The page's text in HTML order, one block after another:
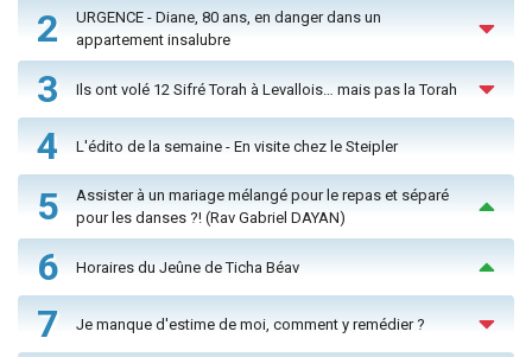
2
URGENCE - Diane, 80 ans, en danger dans un
appartement insalubre
3 Ils ont volé 12 Sifré Torah à Levallois… mais pas la Torah
4 L'édito de la semaine - En visite chez le Steipler
5
Assister à un mariage mélangé pour le repas et séparé
pour les danses ?! (Rav Gabriel DAYAN)
6 Horaires du Jeûne de Ticha Béav
7 Je manque d'estime de moi, comment y remédier ?